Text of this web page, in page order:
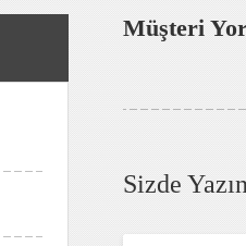
Müşteri
Sizde